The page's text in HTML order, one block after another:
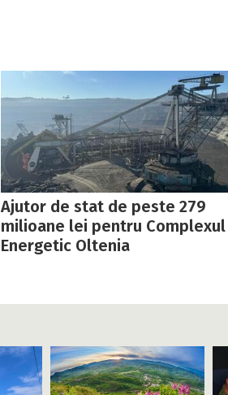
Ajutor de stat de peste 279
milioane lei pentru Complexul
Energetic Oltenia